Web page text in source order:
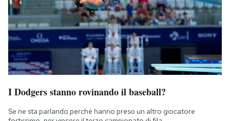
I Dodgers stanno rovinando il baseball?
Se ne sta parlando perché hanno preso un altro giocatore